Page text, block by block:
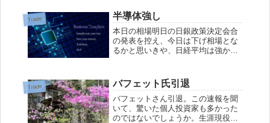
のに、アメリカが下げるとしっかり
と下げる日本市場。利上げ局面では
日本が強かっただ...
Trade 半導体強し
本日の相場明日の日銀政策決定会合
の発表を控え、今日は下げ相場とな
るかと思いきや、日経平均は強かっ
アドバンテストは上場来高値更新と
いうすごさ。ボラティリティが高す
ぎる。ボラティ...
Trade バフェット氏引退
バフェットさん引退。この速報を聞
いて、驚いた個人投資家も多かった
のではないでしょうか。生涯現役か